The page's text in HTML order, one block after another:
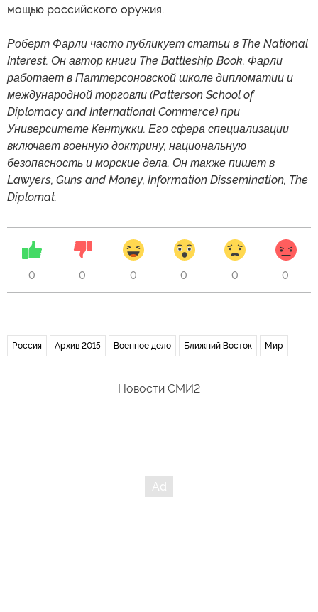
мощью российского оружия.
Роберт Фарли часто публикует статьи в The National
Interest. Он автор книги The Battleship Book. Фарли
работает в Паттерсоновской школе дипломатии и
международной торговли (Patterson School of
Diplomacy and International Commerce) при
Университете Кентукки. Его сфера специализации
включает военную доктрину, национальную
безопасность и морские дела. Он также пишет в
Lawyers, Guns and Money, Information Dissemination, The
Diplomat.
0 0 0 0 0 0
Россия Архив 2015 Военное дело Ближний Восток Мир
Новости СМИ2